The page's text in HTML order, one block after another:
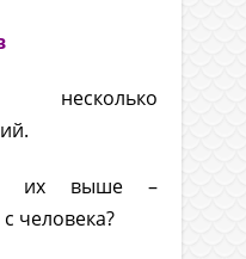
их выше –
человека?